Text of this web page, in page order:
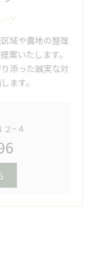
グ
域や農地の整理
案いたします。
添った誠実な対
ます。
−４